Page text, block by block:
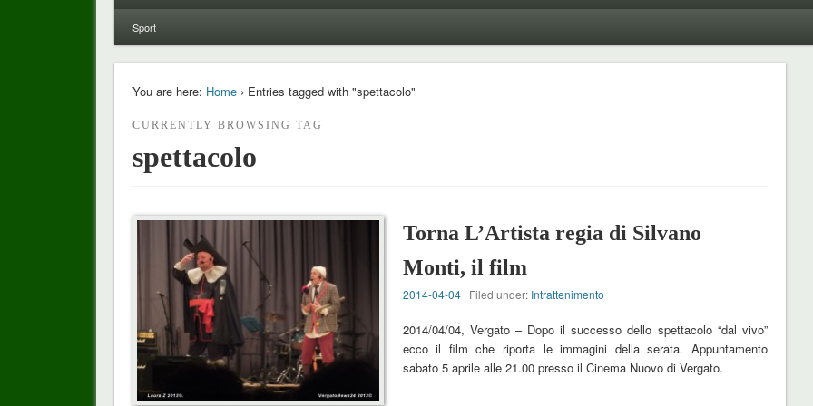
Sport
You are here: Home› Entries tagged with "spettacolo"
CURRENTLY BROWSING TAG
spettacolo
Torna L’Artista regia di Silvano
Monti, il film
2014-04-04| Filed under: Intrattenimento
2014/04/04, Vergato – Dopo il successo dello spettacolo “dal vivo”
ecco il film che riporta le immagini della serata. Appuntamento
sabato 5 aprile alle 21.00 presso il Cinema Nuovo di Vergato.